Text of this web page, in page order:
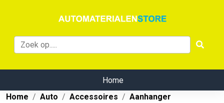
Home
Home
Auto Accessoires
Aanhanger